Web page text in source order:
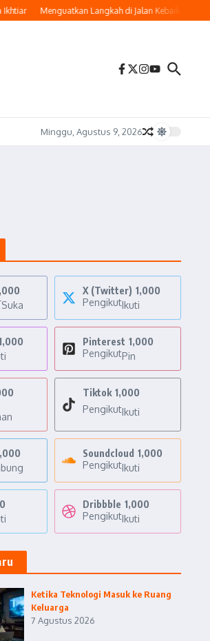
Menguatkan Langkah di Jalan Kebaikan
Minggu, Agustus 9, 2026
Suka
X (Twitter) 1,000
PengikutIkuti
Pinterest 1,000
PengikutPin
Tiktok 1,000
PengikutIkuti
Soundcloud 1,000
PengikutIkuti
Dribbble 1,000
PengikutIkuti
Ketika Teknologi Masuk ke Ruang
Keluarga
7 Agustus 2026